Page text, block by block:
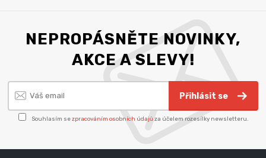
NEPROPÁSNĚTE NOVINKY,
AKCE A SLEVY!
Přihlásit se
Souhlasím sezpracováním osobních údajů za účelem rozesílky newsletteru.